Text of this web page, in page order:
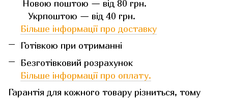
Новою поштою — від 80 грн.
Укрпоштою — від 40 грн.
Більше інформації про доставку
Готівкою при отриманні
Безготівковий розрахунок
Більше інформації про оплату.
Гарантія для кожного товару різниться, тому